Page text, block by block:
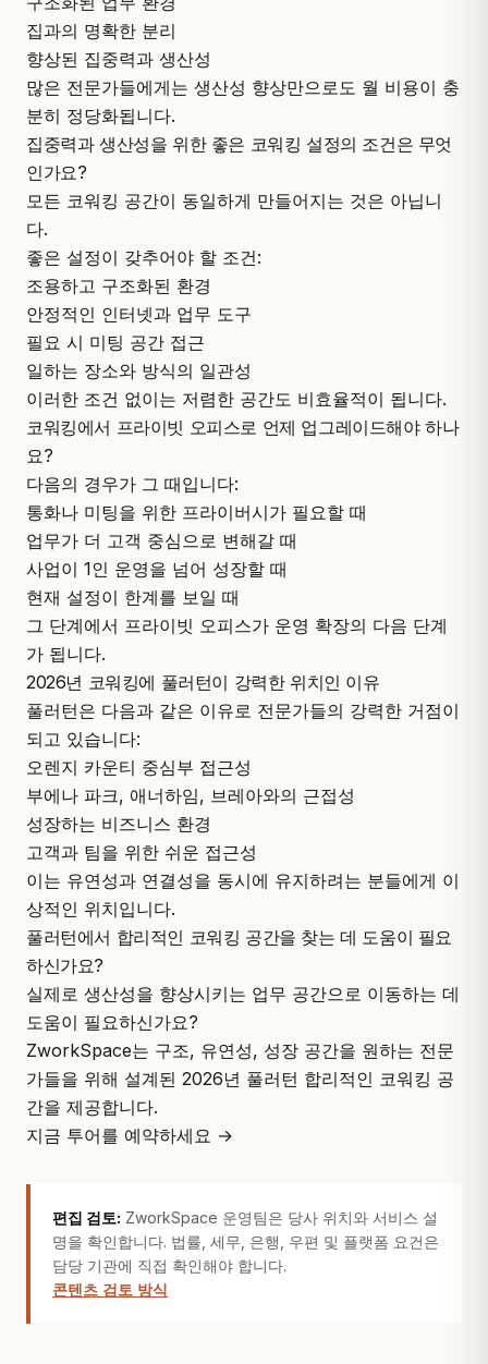
집과의 명확한 분리
향상된 집중력과 생산성
많은 전문가들에게는 생산성 향상만으로도 월 비용이 충
분히 정당화됩니다.
집중력과 생산성을 위한 좋은 코워킹 설정의 조건은 무엇
인가요?
모든 코워킹 공간이 동일하게 만들어지는 것은 아닙니
다.
좋은 설정이 갖추어야 할 조건:
조용하고 구조화된 환경
안정적인 인터넷과 업무 도구
필요 시 미팅 공간 접근
일하는 장소와 방식의 일관성
이러한 조건 없이는 저렴한 공간도 비효율적이 됩니다.
코워킹에서 프라이빗 오피스로 언제 업그레이드해야 하나
요?
다음의 경우가 그 때입니다:
통화나 미팅을 위한 프라이버시가 필요할 때
업무가 더 고객 중심으로 변해갈 때
사업이 1인 운영을 넘어 성장할 때
현재 설정이 한계를 보일 때
그 단계에서 프라이빗 오피스가 운영 확장의 다음 단계
가 됩니다.
2026년 코워킹에 풀러턴이 강력한 위치인 이유
풀러턴은 다음과 같은 이유로 전문가들의 강력한 거점이
되고 있습니다:
오렌지 카운티 중심부 접근성
부에나 파크, 애너하임, 브레아와의 근접성
성장하는 비즈니스 환경
고객과 팀을 위한 쉬운 접근성
이는 유연성과 연결성을 동시에 유지하려는 분들에게 이
상적인 위치입니다.
풀러턴에서 합리적인 코워킹 공간을 찾는 데 도움이 필요
하신가요?
실제로 생산성을 향상시키는 업무 공간으로 이동하는 데
도움이 필요하신가요?
ZworkSpace는 구조, 유연성, 성장 공간을 원하는 전문
가들을 위해 설계된 2026년 풀러턴 합리적인 코워킹 공
간을 제공합니다.
지금 투어를 예약하세요 →
편집 검토: ZworkSpace 운영팀은 당사 위치와 서비스 설
명을 확인합니다. 법률, 세무, 은행, 우편 및 플랫폼 요건은
담당 기관에 직접 확인해야 합니다.
콘텐츠 검토 방식